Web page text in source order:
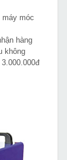
móc
hàng
không